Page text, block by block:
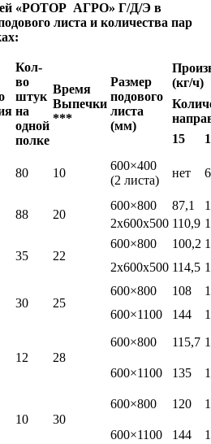
«РОТОР АГРО» Г/Д/Э в
листа и количества пар
Кол-
во
штук
на
одной
полке
Время
Выпечки
***
Размер
подового
листа
(мм)
(кг/ч)
15
80 10
600×400
(2 листа)
нет
88 20
600×800 87,1
2x600x500 110,9
35 22
600×800 100,2
2x600x500 114,5
30 25
600×800 108
600×1100
144
12 28
600×800 115,7
600×1100 135
10 30
600×800 120
600×1100 144